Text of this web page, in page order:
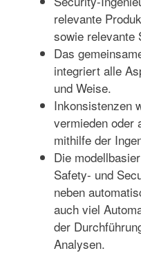
relevante
sowie relevante
Das
integriert alle
und Weise.
Inkonsistenzen
vermieden oder
mithilfe der
Die
Safety- und
neben
auch viel
der
Analysen.